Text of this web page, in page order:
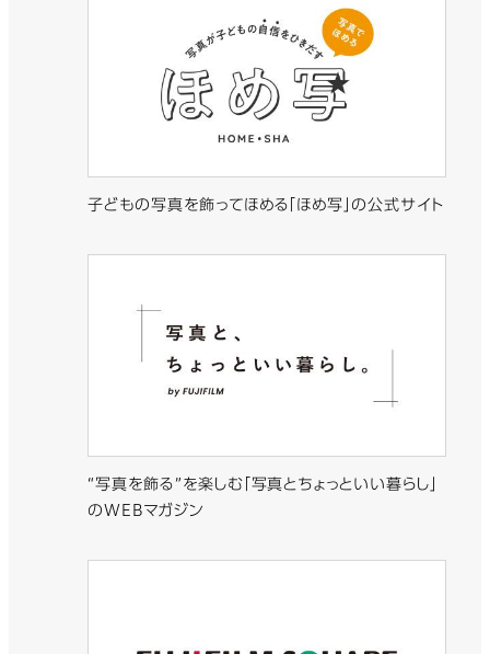
子どもの写真を飾ってほめる「ほめ写」の公式サイト
“写真を飾る”を楽しむ「写真とちょっといい暮らし」
のWEBマガジン